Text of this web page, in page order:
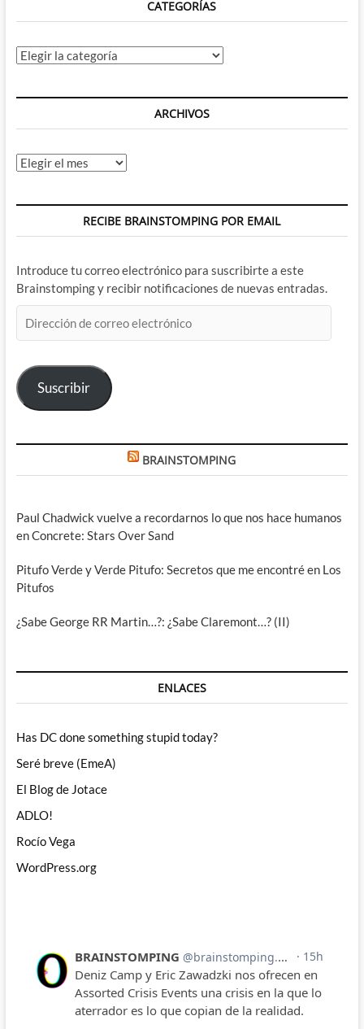
CATEGORÍAS
Categorías
ARCHIVOS
Archivos
RECIBE BRAINSTOMPING POR EMAIL
Introduce tu correo electrónico para suscribirte a este
Brainstomping y recibir notificaciones de nuevas entradas.
de
electrónico
Suscribir
BRAINSTOMPING
Paul Chadwick vuelve a recordarnos lo que nos hace humanos
en Concrete: Stars Over Sand
Pitufo Verde y Verde Pitufo: Secretos que me encontré en Los
Pitufos
¿Sabe George RR Martin…?: ¿Sabe Claremont…? (II)
ENLACES
Has DC done something stupid today?
Seré breve (EmeA)
El Blog de Jotace
ADLO!
Rocío Vega
WordPress.org